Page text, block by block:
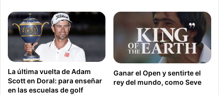
La última vuelta de Adam
Scott en Doral: para enseñar
en las escuelas de golf
Ganar el Open y sentirte el
rey del mundo, como Seve